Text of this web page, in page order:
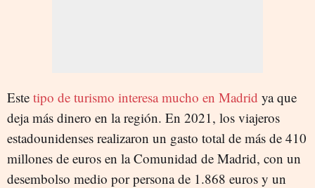
Este tipo de turismo interesa mucho en Madrid ya que
deja más dinero en la región. En 2021, los viajeros
estadounidenses realizaron un gasto total de más de 410
millones de euros en la Comunidad de Madrid, con un
desembolso medio por persona de 1.868 euros y un